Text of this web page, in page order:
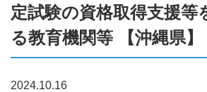
定試験の資格取得支援等
る教育機関等 【沖縄県】
2024.10.16